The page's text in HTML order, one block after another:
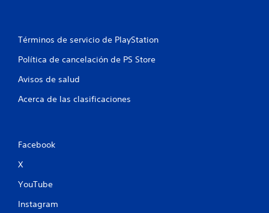
Términos de servicio de PlayStation
Política de cancelación de PS Store
Avisos de salud
Acerca de las clasificaciones
Facebook
X
YouTube
Instagram